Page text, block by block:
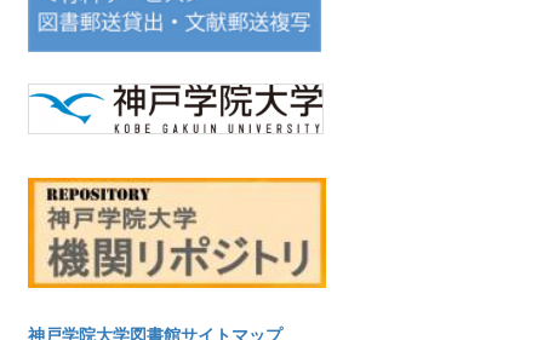
神戸学院大学図書館サイトマップ